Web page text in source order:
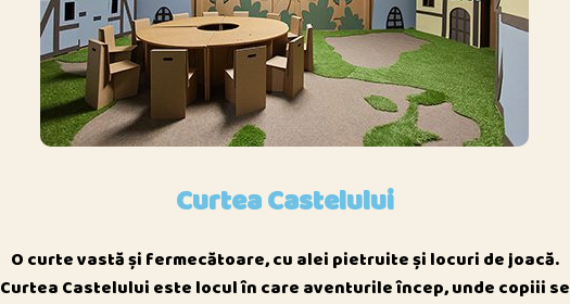
Curtea Castelului
O curte vastă și fermecătoare, cu alei pietruite și locuri de joacă.
Curtea Castelului este locul în care aventurile încep, unde copiii se